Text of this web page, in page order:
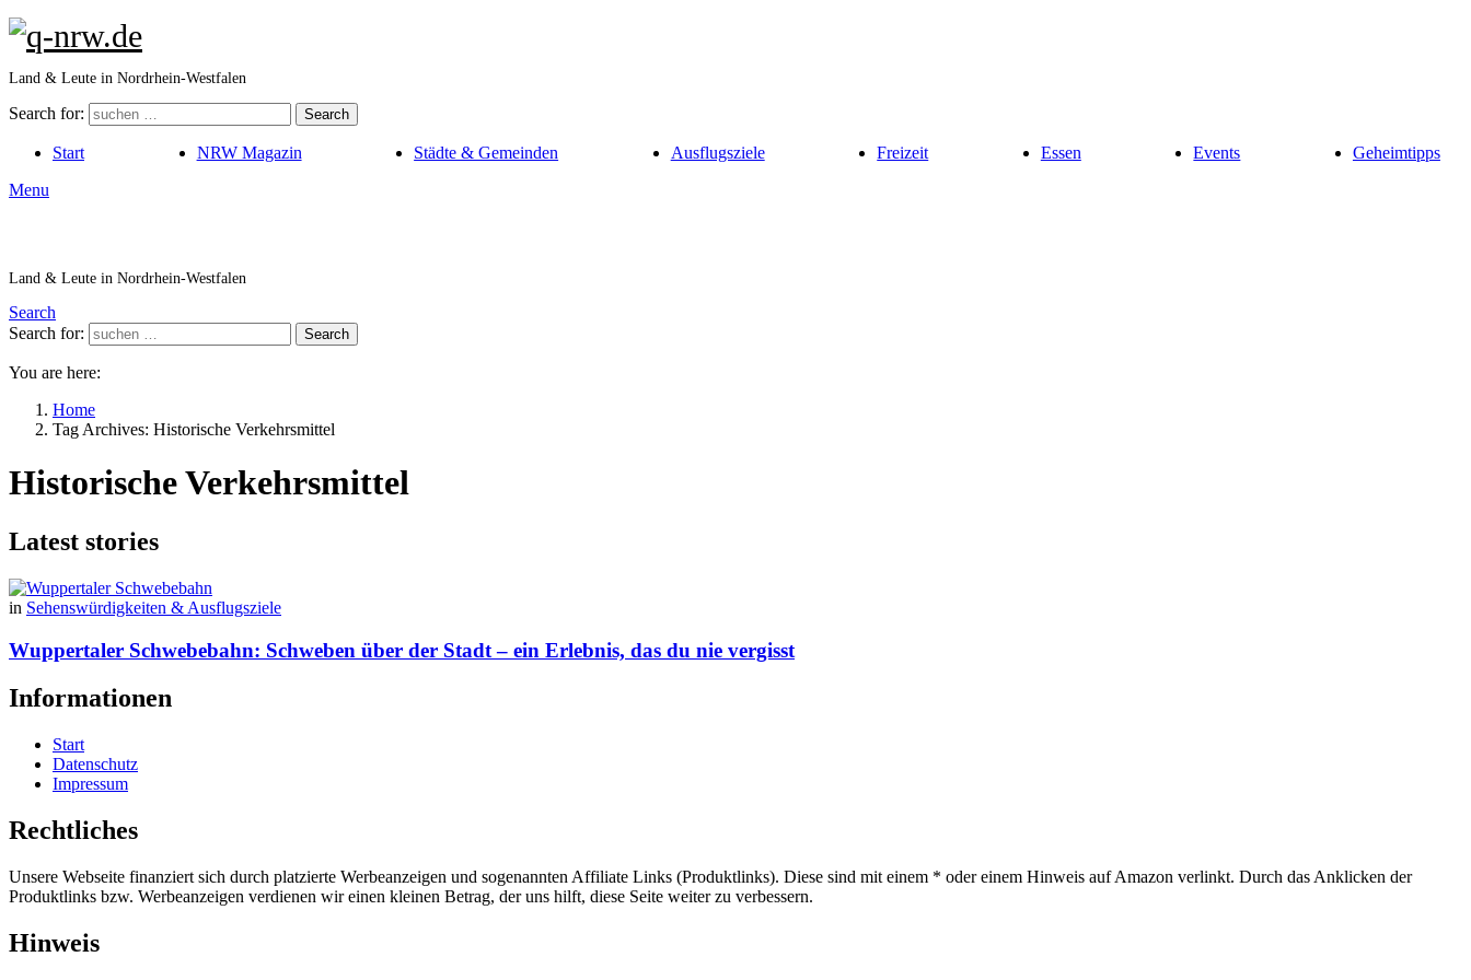
Land & Leute in Nordrhein-Westfalen
Search for: Search
Start NRW Magazin Städte & Gemeinden Ausflugsziele Freizeit Essen Events
Geheimtipps
Menu
Land & Leute in Nordrhein-Westfalen
Search
Search for:
Search
You are here:
Home
Tag Archives: Historische Verkehrsmittel
Historische Verkehrsmittel
Latest stories
in Sehenswürdigkeiten & Ausflugsziele
Wuppertaler Schwebebahn: Schweben über der Stadt – ein Erlebnis, das du nie vergisst
Informationen
Start
Datenschutz
Impressum
Rechtliches
Unsere Webseite finanziert sich durch platzierte Werbeanzeigen und sogenannten Affiliate Links (Produktlinks). Diese sind mit einem * oder einem Hinweis auf Amazon verlinkt. Durch das Anklicken der
Produktlinks bzw. Werbeanzeigen verdienen wir einen kleinen Betrag, der uns hilft, diese Seite weiter zu verbessern.
Hinweis